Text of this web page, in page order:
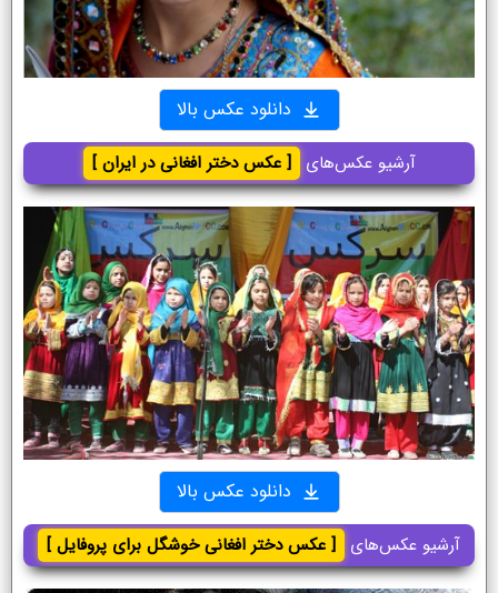
دانلود عکس بالا
آرشیو عکس‌های [ عکس دختر افغانی در ایران ]
دانلود عکس بالا
آرشیو عکس‌های [ عکس دختر افغانی خوشگل برای پروفایل ]